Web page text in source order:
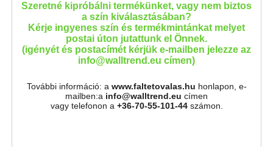
Szeretné kipróbálni termékünket, vagy nem biztos
a szín kiválasztásában?
Kérje ingyenes szín és termékmintánkat melyet
postai úton jutattunk el Önnek.
(igényét és postacímét kérjük e-mailben jelezze az
info@walltrend.eu címen)
További információ: a www.faltetovalas.hu honlapon, e-
mailben:a info@walltrend.eu címen
vagy telefonon a +36-70-55-101-44számon.